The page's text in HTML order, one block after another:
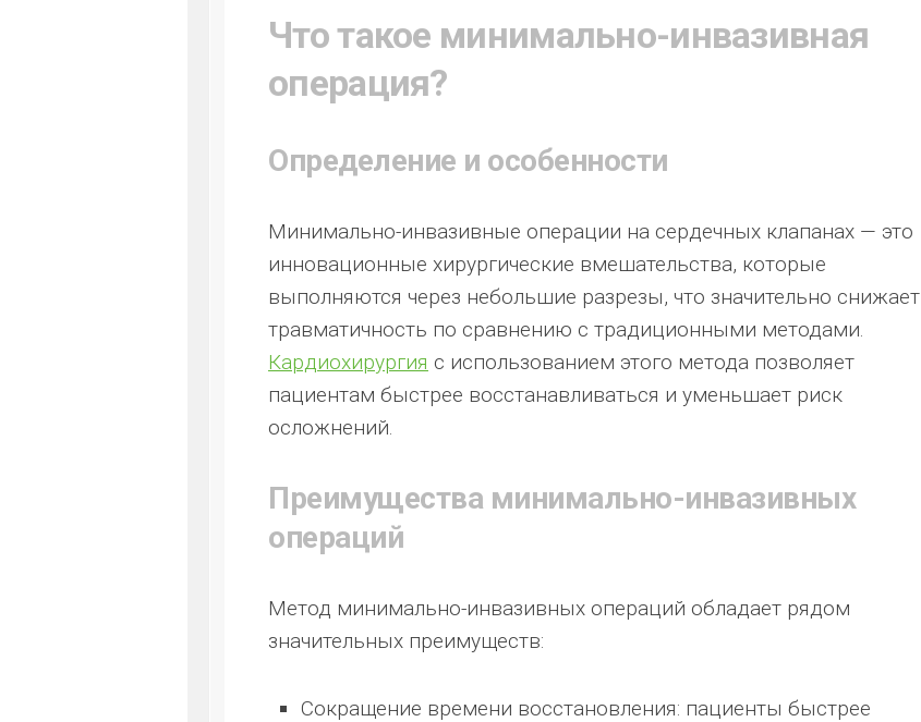
Что такое минимально-инвазивная
операция?
Определение и особенности
Минимально-инвазивные операции на сердечных клапанах — это
инновационные хирургические вмешательства, которые
выполняются через небольшие разрезы, что значительно снижает
травматичность по сравнению с традиционными методами.
Кардиохирургия с использованием этого метода позволяет
пациентам быстрее восстанавливаться и уменьшает риск
осложнений.
Преимущества минимально-инвазивных
операций
Метод минимально-инвазивных операций обладает рядом
значительных преимуществ:
Сокращение времени восстановления: пациенты быстрее